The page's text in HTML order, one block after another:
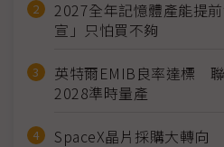
2027全年記憶體產能提
宣」只怕買不夠
英特爾EMIB良率達標
2028準時量產
SpaceX晶片採購大轉